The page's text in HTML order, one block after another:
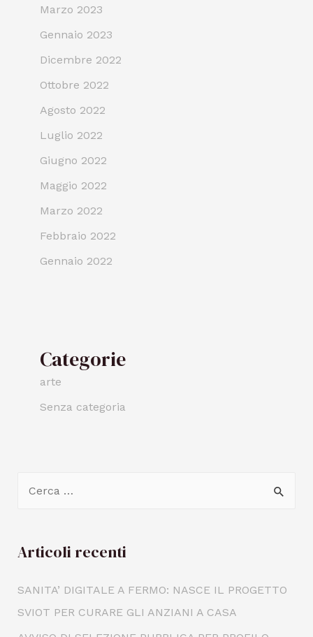
Marzo 2023
Gennaio 2023
Dicembre 2022
Ottobre 2022
Agosto 2022
Luglio 2022
Giugno 2022
Maggio 2022
Marzo 2022
Febbraio 2022
Gennaio 2022
Categorie
arte
Senza categoria
Articoli recenti
SANITA’ DIGITALE A FERMO: NASCE IL PROGETTO
SVIOT PER CURARE GLI ANZIANI A CASA